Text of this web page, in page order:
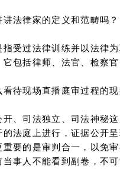
法律家的定义和范畴吗
过法律训练并以法律为
它包括律师、法官、检察
现场直播庭审过程的现
司法独立、司法神秘这
的法庭上进行，证据公开
重要的是审判合一，以免
当事人不能看到副卷，不